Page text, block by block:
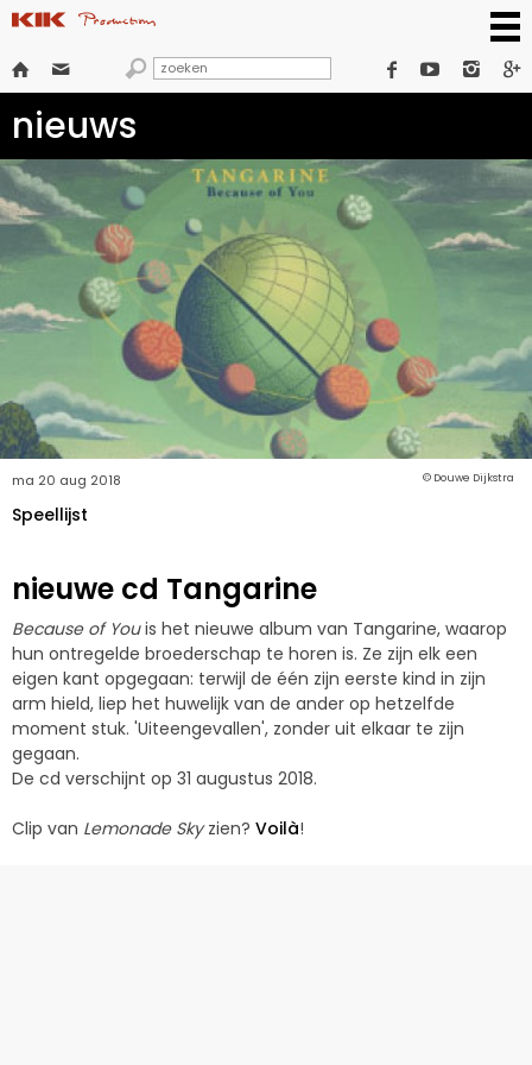
      
nieuws
© Douwe Dijkstra
ma 20 aug 2018
Speellijst
nieuwe cd Tangarine
Because of Youis het nieuwe album van Tangarine, waarop
hun ontregelde broederschap te horen is. Ze zijn elk een
eigen kant opgegaan: terwijl de één zijn eerste kind in zijn
arm hield, liep het huwelijk van de ander op hetzelfde
moment stuk. 'Uiteengevallen', zonder uit elkaar te zijn
gegaan.
De cd verschijnt op 31 augustus 2018.
Clip van Lemonade Skyzien? Voilà!